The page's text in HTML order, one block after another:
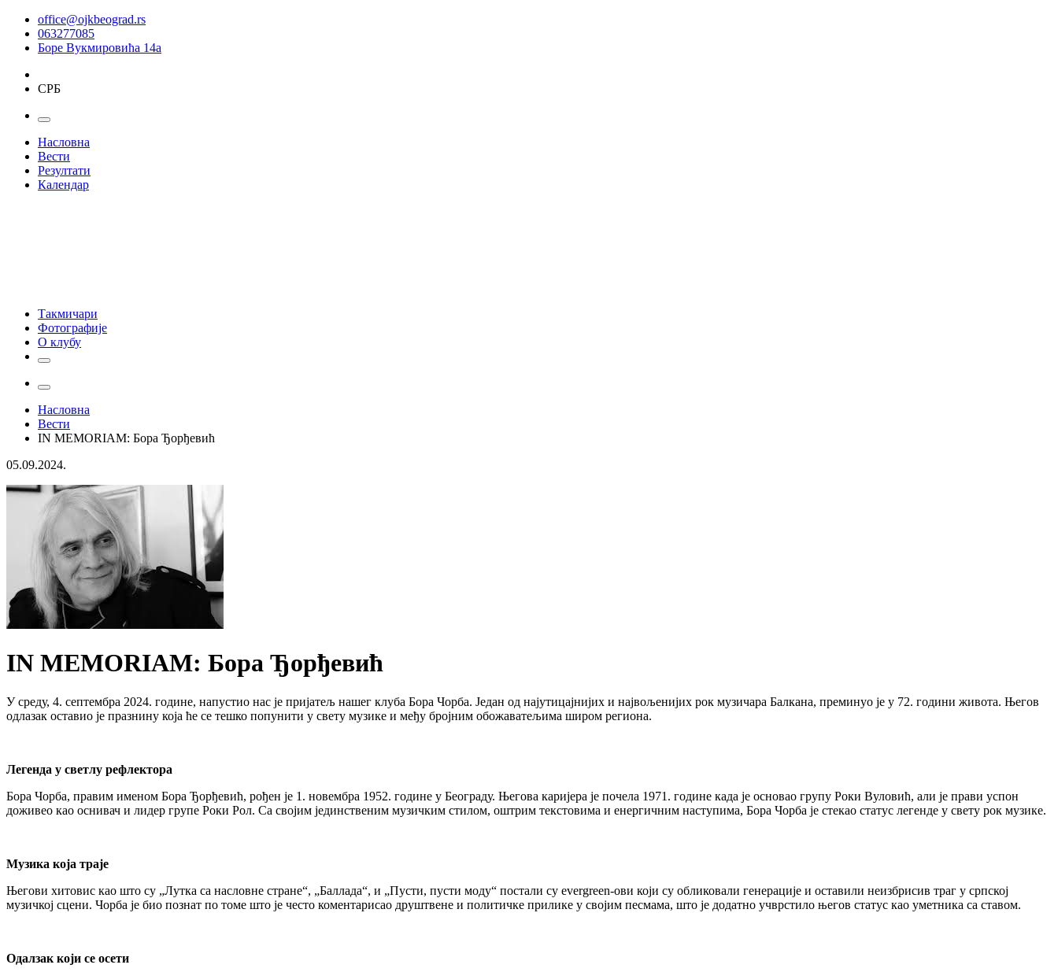
office@ojkbeograd.rs
063277085
Боре Вукмировића 14а
СРБ
Насловна
Вести
Резултати
Календар
Такмичари
Фотографије
О клубу
Насловна
Вести
IN MEMORIAM: Бора Ђорђевић
05.09.2024.
IN MEMORIAM: Бора Ђорђевић
У среду, 4. септембра 2024. године, напустио нас је пријатељ нашег клуба Бора Чорба. Један од најутицајнијих и највољенијих рок музичара Балкана, преминуо је у 72. години живота. Његов
одлазак оставио је празнину која ће се тешко попунити у свету музике и међу бројним обожаватељима широм региона.
Легенда у светлу рефлекторa
Бора Чорба, правим именом Бора Ђорђевић, рођен је 1. новембра 1952. године у Београду. Његова каријера је почела 1971. године када је основао групу Роки Вуловић, али је прави успон
доживео као оснивач и лидер групе Роки Рол. Са својим јединственим музичким стилом, оштрим текстовима и енергичним наступима, Бора Чорба је стекао статус легенде у свету рок музике.
Музика која траје
Његови хитовис као што су „Лутка са насловне стране“, „Баллада“, и „Пусти, пусти моду“ постали су evergreen-ови који су обликовали генерације и оставили неизбрисив траг у српској
музичкој сцени. Чорба је био познат по томе што је често коментарисао друштвене и политичке прилике у својим песмама, што је додатно учврстило његов статус као уметника са ставом.
Одалзак који се осети